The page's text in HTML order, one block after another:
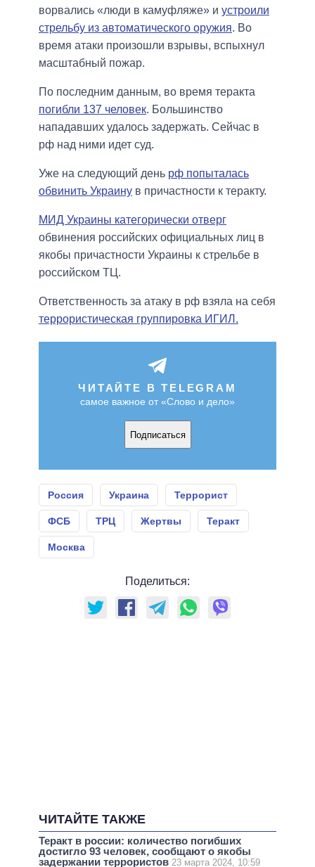
ворвались «люди в камуфляже» и устроили
стрельбу из автоматического оружия. Во
время атаки произошли взрывы, вспыхнул
масштабный пожар.
По последним данным, во время теракта
погибли 137 человек. Большинство
нападавших удалось задержать. Сейчас в
рф над ними идет суд.
Уже на следующий день рф попыталась
обвинить Украину в причастности к теракту.
МИД Украины категорически отверг
обвинения российских официальных лиц в
якобы причастности Украины к стрельбе в
российском ТЦ.
Ответственность за атаку в рф взяла на себя
террористическая группировка ИГИЛ.
ЧИТАЙТЕ В TELEGRAM
самое важное от «Слово и дело»
Подписаться
Россия Украина Террорист
ФСБ ТРЦ Жертвы Теракт
Москва
Поделиться:
ЧИТАЙТЕ ТАКЖЕ
Теракт в россии: количество погибших
достигло 93 человек, сообщают о якобы
задержании террористов 23 марта 2024, 10:59